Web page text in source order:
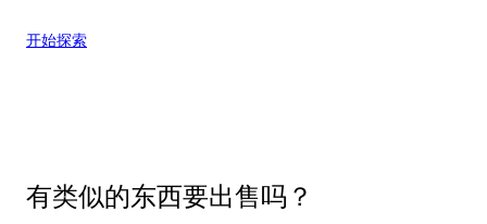
开始探索
有类似的东西要出售吗？